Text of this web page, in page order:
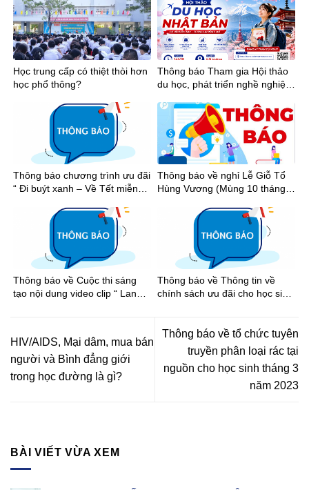
Học trung cấp có thiệt thòi hơn
học phổ thông?
Thông báo Tham gia Hội thảo
du học, phát triển nghề nghiệp
Thông báo chương trình ưu đãi
“ Đi buýt xanh – Về Tết miễn
Thông báo về nghỉ Lễ Giỗ Tổ
Hùng Vương (Mùng 10 tháng 3
(30/4) và Ngày Quốc tế Lao
động (01/5) năm 2026
Thông báo về Cuộc thi sáng
tạo nội dung video clip “ Lan
Thông báo về Thông tin về
chính sách ưu đãi cho học sinh
HIV/AIDS, Mại dâm, mua bán
người và Bình đẳng giới
trong học đường là gì?
Thông báo về tổ chức tuyên
truyền phân loại rác tại
nguồn cho học sinh tháng 3
năm 2023
BÀI VIẾT VỪA XEM